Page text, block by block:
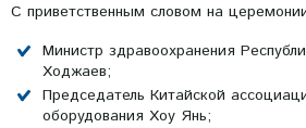
С приветственным словом на
Министр здравоохранения
Ходжаев;
Председатель Китайской
оборудования Хоу Янь;